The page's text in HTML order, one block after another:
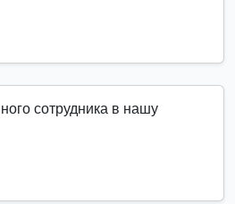
сотрудника в нашу